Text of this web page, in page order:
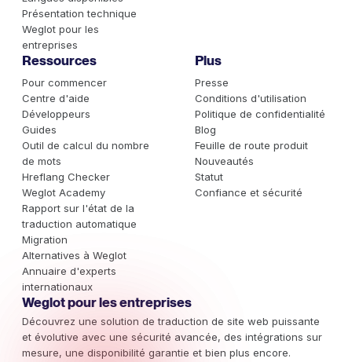
Présentation technique
Weglot pour les
entreprises
Ressources
Pour commencer
Centre d'aide
Développeurs
Guides
Outil de calcul du nombre
de mots
Hreflang Checker
Weglot Academy
Rapport sur l'état de la
traduction automatique
Migration
Alternatives à Weglot
Annuaire d'experts
internationaux
Plus
Presse
Conditions d'utilisation
Politique de confidentialité
Blog
Feuille de route produit
Nouveautés
Statut
Confiance et sécurité
Weglot pour les entreprises
Découvrez une solution de traduction de site web puissante
et évolutive avec une sécurité avancée, des intégrations sur
mesure, une disponibilité garantie et bien plus encore.